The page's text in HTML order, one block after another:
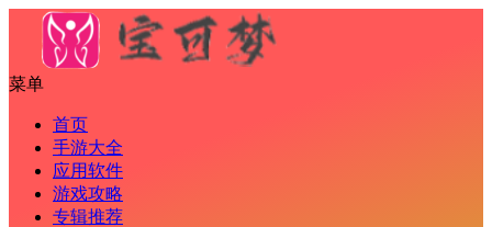
菜单
首页
手游大全
应用软件
游戏攻略
专辑推荐